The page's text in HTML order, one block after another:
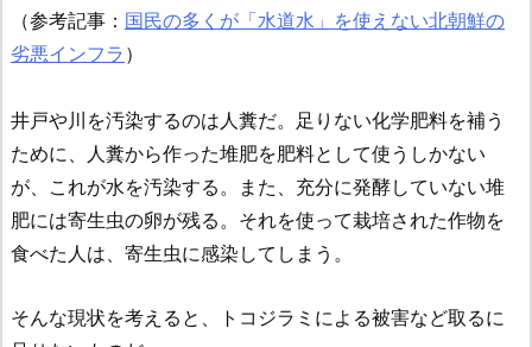
（参考記事： 国民の多くが「水道水」を使えない北朝鮮の
劣悪インフラ）
井戸や川を汚染するのは人糞だ。足りない化学肥料を補う
ために、人糞から作った堆肥を肥料として使うしかない
が、これが水を汚染する。また、充分に発酵していない堆
肥には寄生虫の卵が残る。それを使って栽培された作物を
食べた人は、寄生虫に感染してしまう。
そんな現状を考えると、トコジラミによる被害など取るに